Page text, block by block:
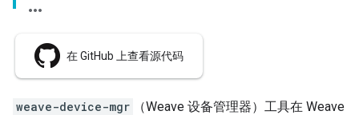
在 GitHub 上查看源代码
weave-device-mgr
（Weave 设备管理器）工具在 Weave